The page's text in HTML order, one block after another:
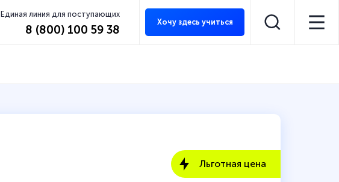
Единая линия для поступающих
8 (800) 100 59 38
Хочу здесь учиться
Льготная цена